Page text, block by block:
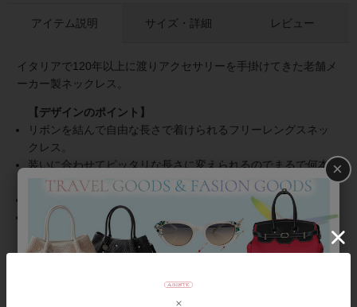
アイテム説明
イタリアで120年以上に渡りアクセサリーを手掛けてきた老舗メ
ーカー製ネックレス。
リボンを結んで自由な長さで着けられるフリーレングスネッ
クレス。
装いに合わせてピッタリな長さに変えられるのでまるで何本
もネックレスを持っているかのように楽しめます。
イタリアインポートらしい絶妙に洒落感が出るカラー。
肌に触れやすい部分に金属を使用していないので、金属アレ
ルギーの方も着けやすい。
※パーツの繋ぎには金属を使用しています。
サイズ・詳細 レビュー
×